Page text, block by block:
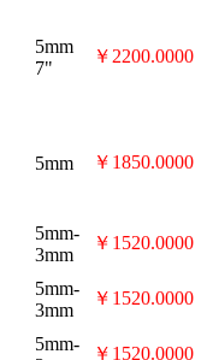
5mm
￥2200.0000
5mm-
3mm